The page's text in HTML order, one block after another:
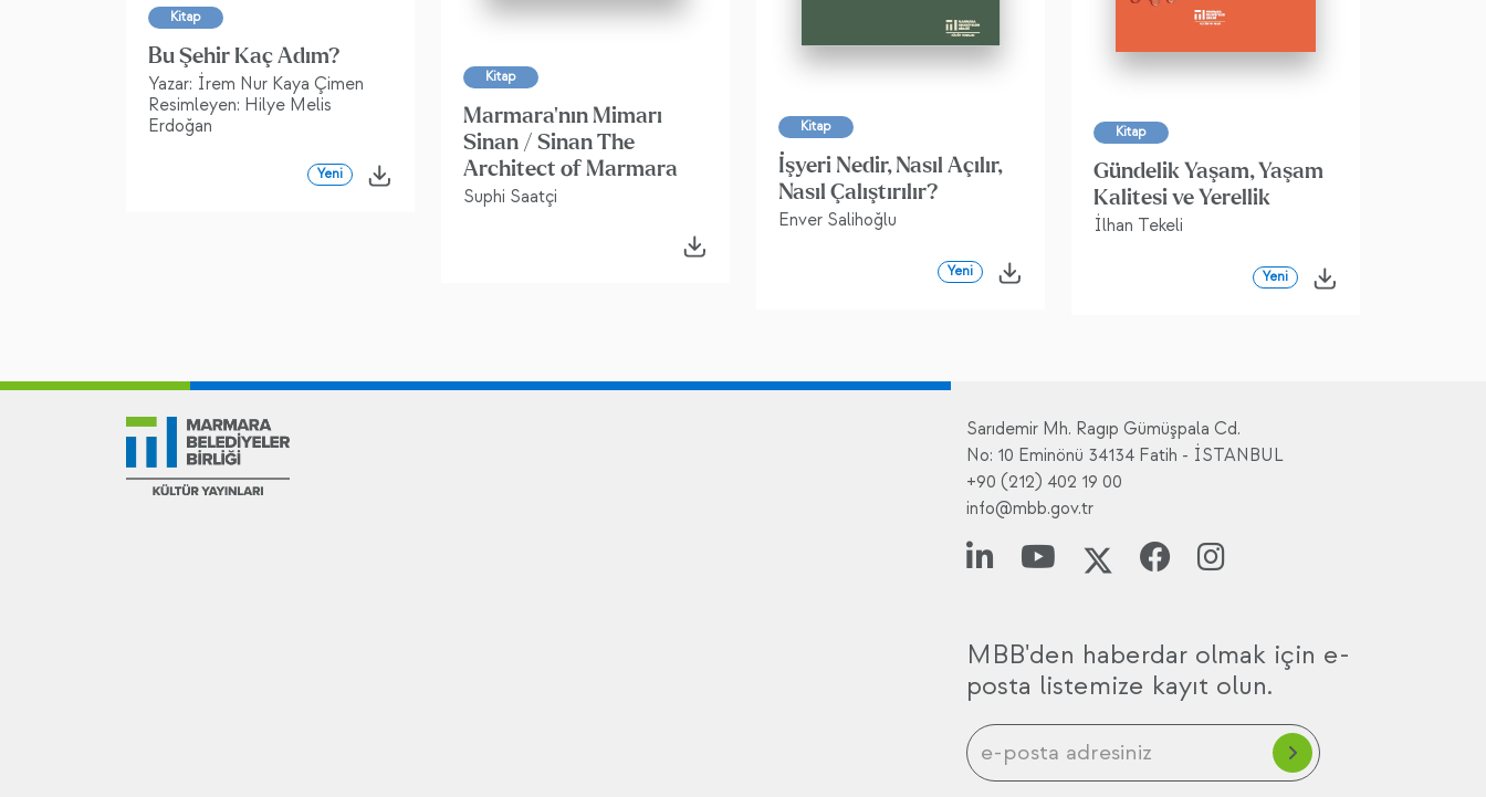
Kitap
Bu Şehir Kaç Adım?
Yazar: İrem Nur Kaya Çimen
Resimleyen: Hilye Melis
Erdoğan
Yeni
Kitap
Marmara'nın Mimarı
Sinan / Sinan The
Architect of Marmara
Suphi Saatçi
Kitap
İşyeri Nedir, Nasıl Açılır,
Nasıl Çalıştırılır?
Enver Salihoğlu
Yeni
Kitap
Gündelik Yaşam, Yaşam
Kalitesi ve Yerellik
İlhan Tekeli
Yeni
Sarıdemir Mh. Ragıp Gümüşpala Cd.
No: 10 Eminönü 34134 Fatih - İSTANBUL
+90 (212) 402 19 00
info@mbb.gov.tr
MBB'den haberdar olmak için e-
posta listemize kayıt olun.